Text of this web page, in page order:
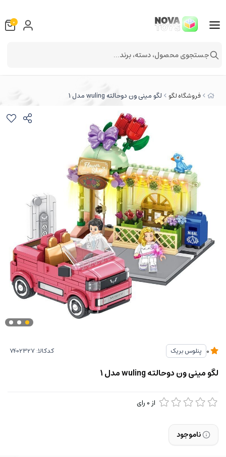
فروشگاه لگو لگو مینی ون دوحالته wuling مدل ۱
پنلوس بریک کدکالا:
لگو مینی ون دوحالته wuling مدل ۱
از 0 رای
ناموجود
0
جستجوی محصول، دسته، برند...